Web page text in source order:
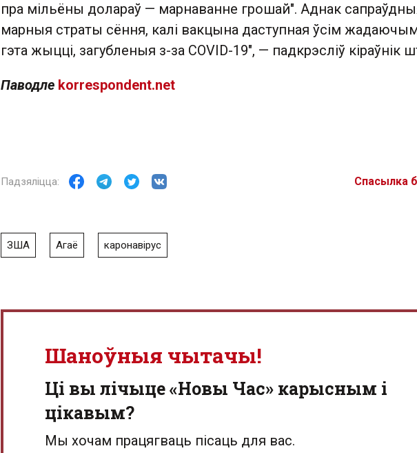
пра мільёны долараў — марнаванне грошай". Аднак
марныя страты сёння, калі вакцына даступная ўсім
гэта жыцці, загубленыя з-за COVID-19", — падкрэсліў кіраўнік
Паводле korrespondent.net
Спасылка
ЗША Агаё каронавірус
Шаноўныя чытачы!
Ці вы лічыце «Новы Час» карысным і
цікавым?
Мы хочам працягваць пісаць для вас.